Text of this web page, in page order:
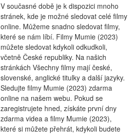
V současné době je k dispozici mnoho
stránek, kde je možné sledovat celé filmy
online. Můžeme snadno sledovat filmy,
které se nám líbí. Filmy Mumie (2023)
můžete sledovat kdykoli odkudkoli,
včetně České republiky. Na našich
stránkách Všechny filmy mají české,
slovenské, anglické titulky a další jazyky.
Sledujte filmy Mumie (2023) zdarma
online na našem webu. Pokud se
zaregistrujete hned, získáte první dny
zdarma videa a filmy Mumie (2023),
které si můžete přehrát, kdykoli budete